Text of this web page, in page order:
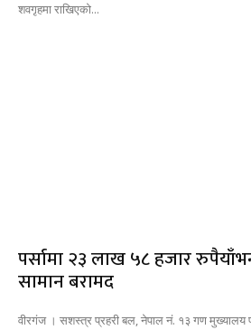
शवगृहमा राखिएको...
पर्सामा २३ लाख ५८ हजार
सामान बरामद
वीरगंज । सशस्त्र प्रहरी बल, नेपाल नं. १३ गण मुख्यालय